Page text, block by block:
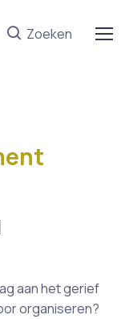
Zoeken
aan het gerief
organiseren?